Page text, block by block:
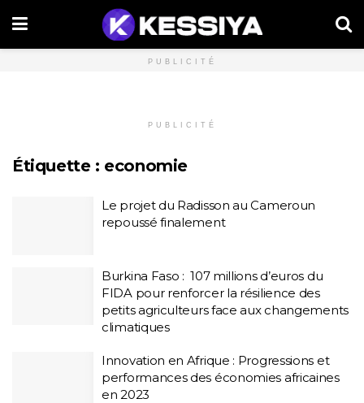
PUBLICITÉ
PUBLICITÉ
Étiquette : economie
Le projet du Radisson au Cameroun
repoussé finalement
Burkina Faso : 107 millions d’euros du
FIDA pour renforcer la résilience des
petits agriculteurs face aux changements
climatiques
Innovation en Afrique : Progressions et
performances des économies africaines
en 2023